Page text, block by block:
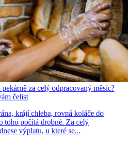
za celý odpracovaný měsíc?
čelist
krájí chleba, rovná koláče do
toho počítá drobné. Za celý
výplatu, u které se...